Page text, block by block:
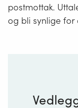
postmottak.
og bli synlige for